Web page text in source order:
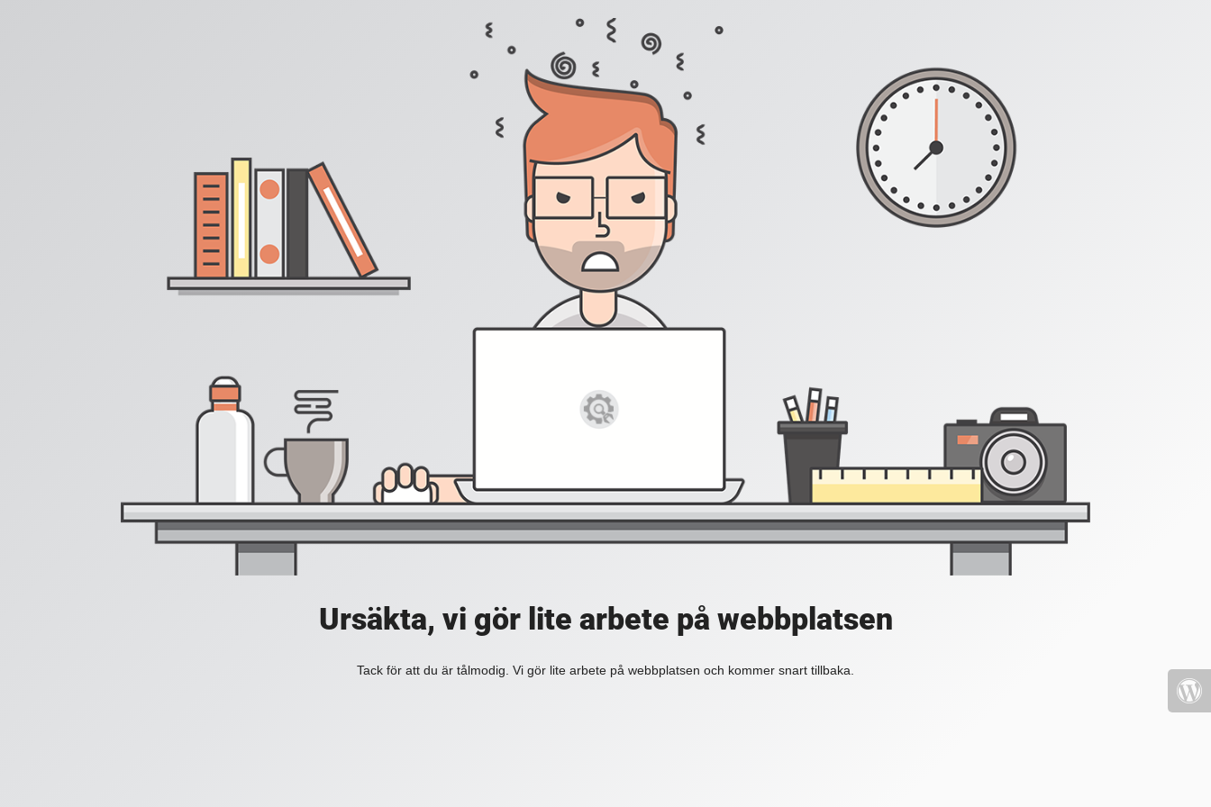
Ursäkta, vi gör lite arbete på webbplatsen
Tack för att du är tålmodig. Vi gör lite arbete på webbplatsen och kommer snart tillbaka.